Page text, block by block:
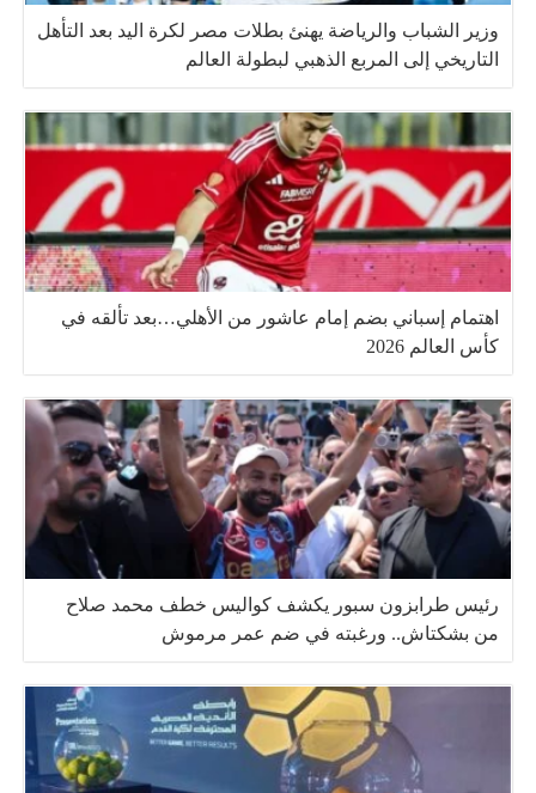
وزير الشباب والرياضة يهنئ بطلات مصر لكرة اليد بعد التأهل
التاريخي إلى المربع الذهبي لبطولة العالم
اهتمام إسباني بضم إمام عاشور من الأهلي…بعد تألقه في
كأس العالم 2026
رئيس طرابزون سبور يكشف كواليس خطف محمد صلاح
من بشكتاش.. ورغبته في ضم عمر مرموش